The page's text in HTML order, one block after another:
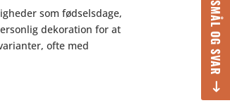
som fødselsdage,
dekoration for at
ofte med